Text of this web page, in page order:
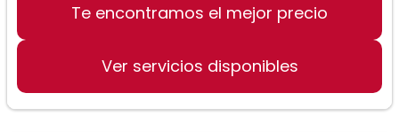
Divorcio
Te encontramos el mejor precio
Ver servicios disponibles